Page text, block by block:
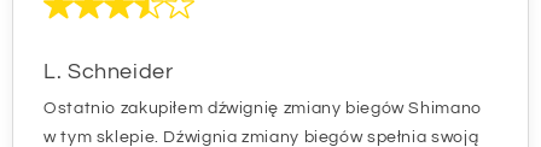
L. Schneider
Ostatnio zakupiłem dźwignię zmiany biegów Shimano
w tym sklepie. Dźwignia zmiany biegów spełnia swoją